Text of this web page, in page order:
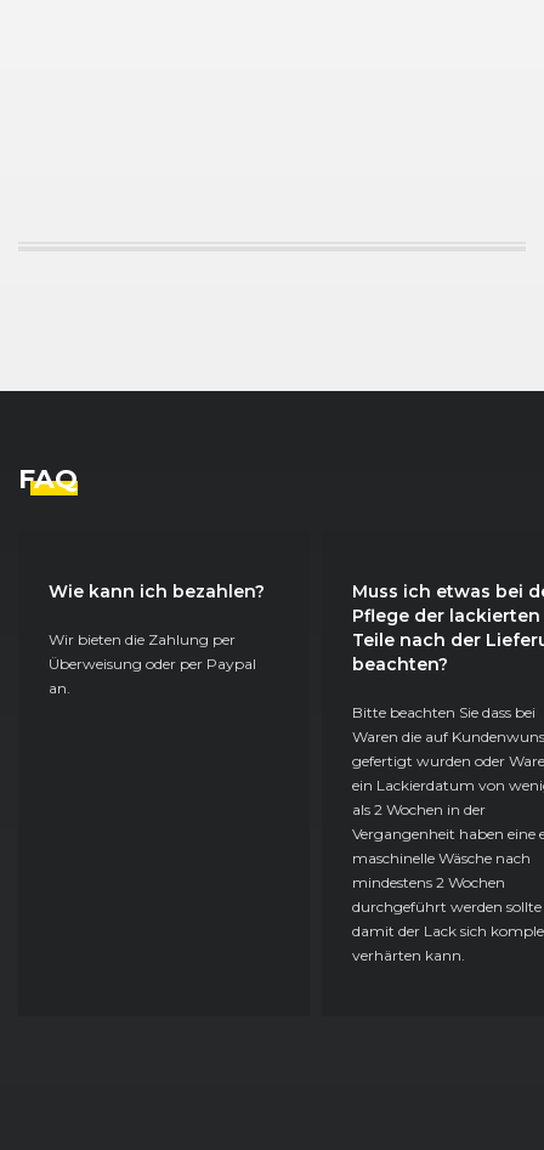
FAQ
Wie kann ich bezahlen?
Wir bieten die Zahlung per
Überweisung oder per Paypal
an.
Muss ich etwas bei
Pflege der lackierten
Teile nach der
beachten?
Bitte beachten Sie dass bei
Waren die auf
gefertigt wurden oder
ein Lackierdatum von
als 2 Wochen in der
Vergangenheit haben eine
maschinelle Wäsche nach
mindestens 2 Wochen
durchgeführt werden sollte
damit der Lack sich
verhärten kann.